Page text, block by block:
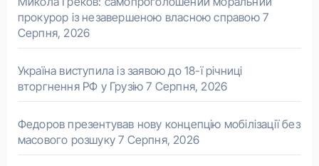
прокурор із незавершеною власною справою 7
Серпня, 2026
Україна виступила із заявою до 18-ї річниці
вторгнення РФ у Грузію 7 Серпня, 2026
Федоров презентував нову концепцію мобілізації без
масового розшуку 7 Серпня, 2026